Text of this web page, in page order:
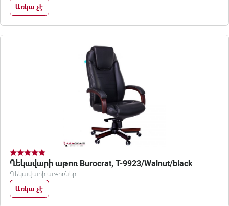
Առկա չէ
Ղեկավարի աթոռ Burocrat, T-9923/Walnut/black
Ղեկավարի աթոռներ
Առկա չէ